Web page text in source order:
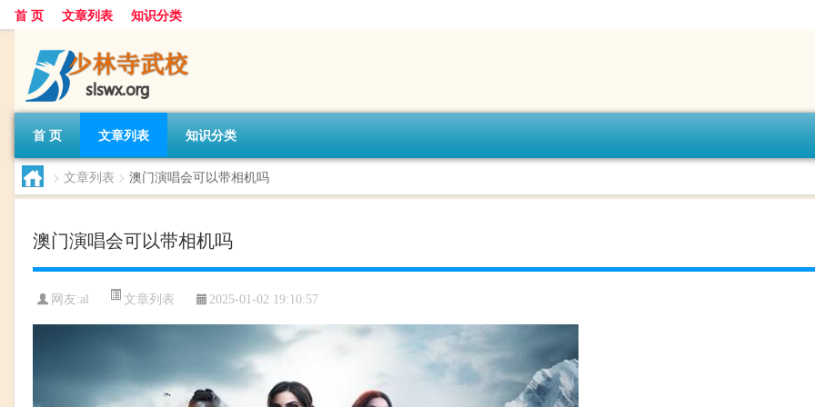
首 页 文章列表 知识分类
首 页 文章列表 知识分类
> 文章列表 > 澳门演唱会可以带相机吗
澳门演唱会可以带相机吗
网友:al 文章列表 2025-01-02 19:10:57